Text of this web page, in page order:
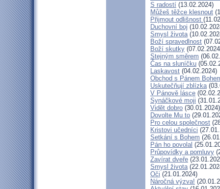
S radostí (13.02.2024)
Můžeš těžce klesnout
Přijmout odlišnost
Duchovní boj
Smysl života
Boží spravedlnost
Boží skutky
Stejným směrem
Čas na sluníčku
Laskavost (04.02.2024)
Obchod s Pánem
Uskutečňují zblízka
V Pánově lásce
Synáčkové moji
Vidět dobro (30.01.2024)
Dovolte Mu to
Pro celou společnost
Kristovi učedníci
Setkání s Bohem
Pán ho povolal
Průpovídky a pomluvy
Zavírat dveře
Smysl života
Oči (21.01.2024)
Náročná výzva!